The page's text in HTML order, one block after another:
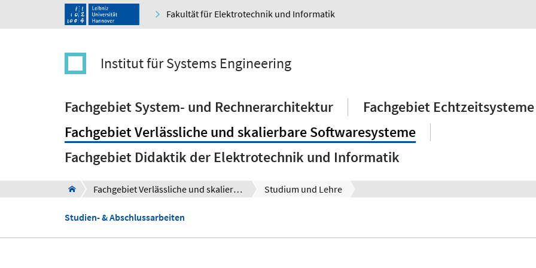
Fakultät für Elektrotechnik und Informatik
Institut für Systems Engineering
Fachgebiet System- und Rechnerarchitektur
Fachgebiet Echtzeitsysteme
Fachgebiet Verlässliche und skalierbare Softwaresysteme
Fachgebiet Didaktik der Elektrotechnik und Informatik
Fachgebiet Verlässliche und skalierbare Softwaresysteme Studium und Lehre
Studien- & Abschlussarbeiten